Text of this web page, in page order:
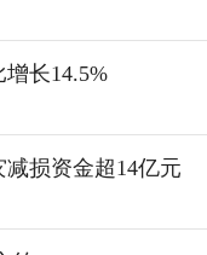
长14.5%
损资金超14亿元